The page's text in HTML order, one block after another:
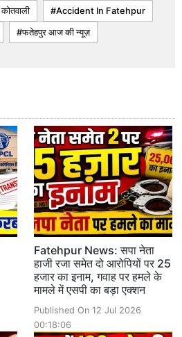
Accident In Fatehpur
फतेहपुर आज की न्यूज़
Fatehpur News: सपा नेता
हाजी रजा समेत दो आरोपियों पर 25
हजार का इनाम, गवाह पर हमले के
मामले में एसपी का बड़ा एक्शन
Published On 12 Jul 2026
00:18:06